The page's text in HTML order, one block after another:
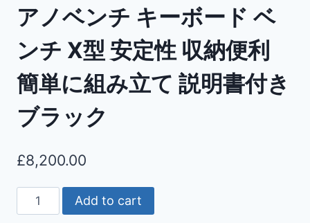
アノベンチ キーボード ベ
ンチ X型 安定性 収納便利
簡単に組み立て 説明書付き
ブラック
£8,200.00
Add to cart